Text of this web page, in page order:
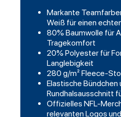
Markante
Weiß für einen
80% Baumwolle für
Tragekomfort
20% Polyester für
Langlebigkeit
280 g/m² Fleece-
Elastische
Rundhalsausschnitt
Offizielles NFL-
relevanten Logos